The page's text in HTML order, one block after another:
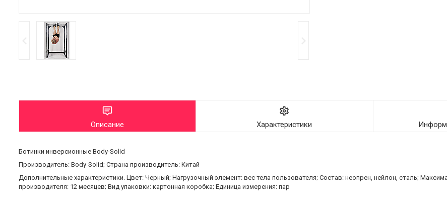
Описание Характеристики
Ботинки инверсионные Body-Solid
Производитель: Body-Solid; Страна производитель: Китай
Дополнительные характеристики. Цвет: Черный; Нагрузочный элемент: вес тела пользователя; Состав: неопрен, нейлон, сталь;
производителя: 12 месяцев; Вид упаковки: картонная коробка; Единица измерения: пар